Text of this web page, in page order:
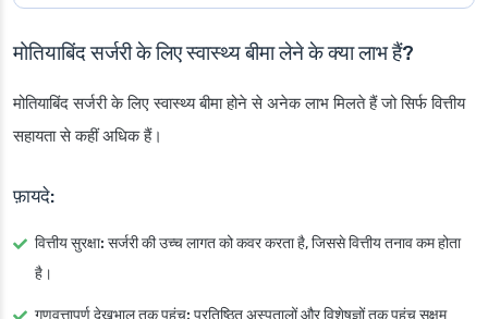
मोतियाबिंद सर्जरी के लिए स्वास्थ्य बीमा लेने के क्या लाभ हैं?
मोतियाबिंद सर्जरी के लिए स्वास्थ्य बीमा होने से अनेक लाभ मिलते हैं जो सिर्फ वित्तीय
सहायता से कहीं अधिक हैं।
फ़ायदे:
वित्तीय सुरक्षा: सर्जरी की उच्च लागत को कवर करता है, जिससे वित्तीय तनाव कम होता
है।